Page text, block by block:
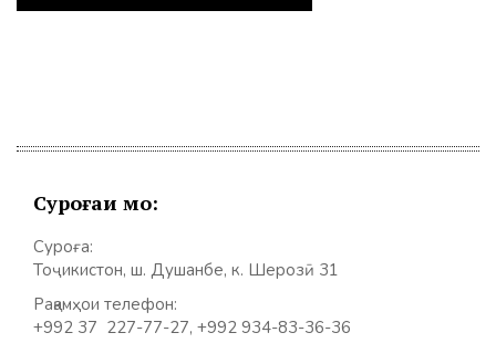
Суроғаи мо:
Суроға:
Тоҷикистон, ш. Душанбе, к. Шерозӣ 31
Рақамҳои телефон:
+992 37 227-77-27, +992 934-83-36-36